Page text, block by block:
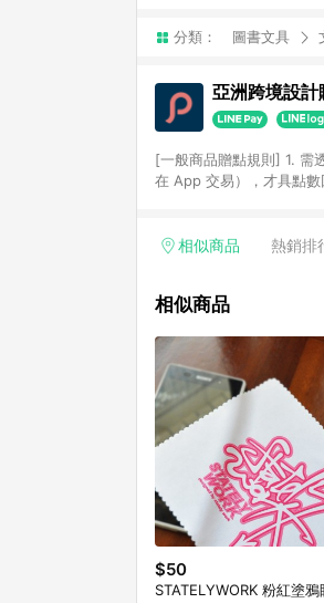
分類： 圖書文具
亞洲跨境設
[一般商品贈點規則] 1. 需
在 App 交易），才具點
格，部分退款不在此限
使用規則請以點數紅包活
相似商品 熱銷排
相似商品
$50
STATELYWORK 粉紅塗